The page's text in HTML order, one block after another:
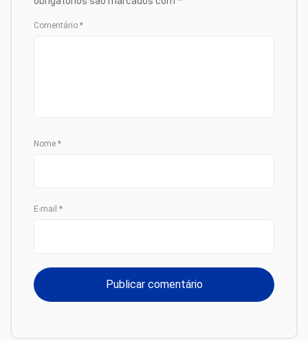
Comentário *
Nome *
E-mail *